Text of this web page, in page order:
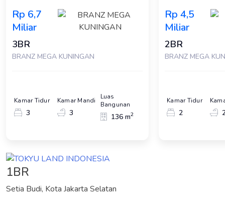
Rp 6,7
Miliar
3BR
BRANZ MEGA KUNINGAN
Kamar Tidur
3
Kamar Mandi
3
Luas
Bangunan
136 m2
Rp 4,5
Miliar
2BR
BRANZ MEGA
Kamar Tidur
2
1BR
Setia Budi, Kota Jakarta Selatan